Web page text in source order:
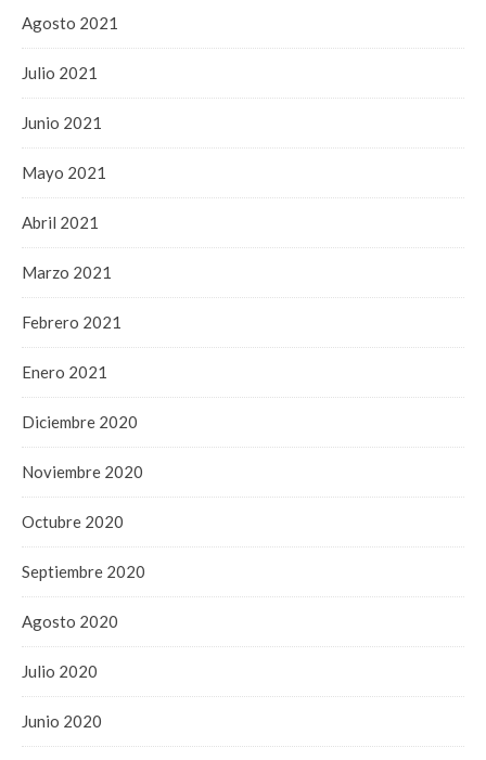
Agosto 2021
Julio 2021
Junio 2021
Mayo 2021
Abril 2021
Marzo 2021
Febrero 2021
Enero 2021
Diciembre 2020
Noviembre 2020
Octubre 2020
Septiembre 2020
Agosto 2020
Julio 2020
Junio 2020